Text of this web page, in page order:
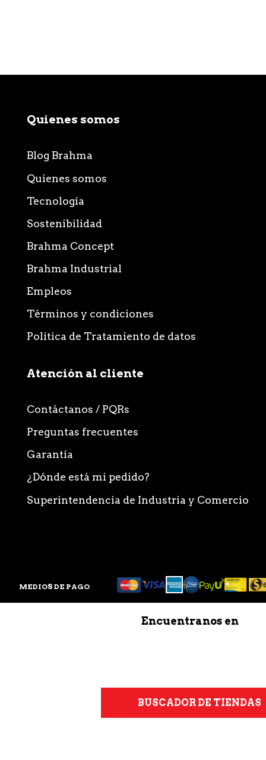
Quienes somos
Blog Brahma
Quienes somos
Tecnología
Sostenibilidad
Brahma Concept
Brahma Industrial
Empleos
Términos y condiciones
Política de Tratamiento de datos
Atención al cliente
Contáctanos / PQRs
Preguntas frecuentes
Garantía
¿Dónde está mi pedido?
Superintendencia de Industria y Comercio
Encuentranos en
BUSCADOR DE TIENDAS
MEDIOS DE PAGO